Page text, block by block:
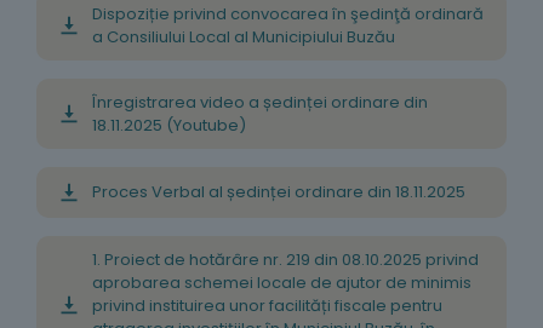
Dispoziție privind convocarea în şedinţă ordinară
a Consiliului Local al Municipiului Buzău
Înregistrarea video a ședinței ordinare din
18.11.2025 (Youtube)
Proces Verbal al ședinței ordinare din 18.11.2025
1. Proiect de hotărâre nr. 219 din 08.10.2025 privind
aprobarea schemei locale de ajutor de minimis
privind instituirea unor facilități fiscale pentru